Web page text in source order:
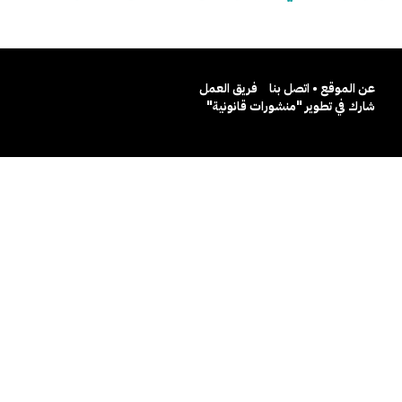
عن الموقع • اتصل بنا
فريق العمل
شارك في تطوير "منشورات قانونية"